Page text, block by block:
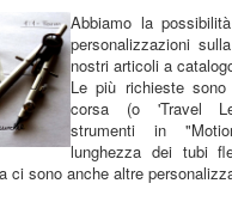
Abbiamo la
personalizzazioni
nostri articoli a
Le più richieste
corsa (o 'Travel
strumenti in
lunghezza dei tubi
ci sono anche altre